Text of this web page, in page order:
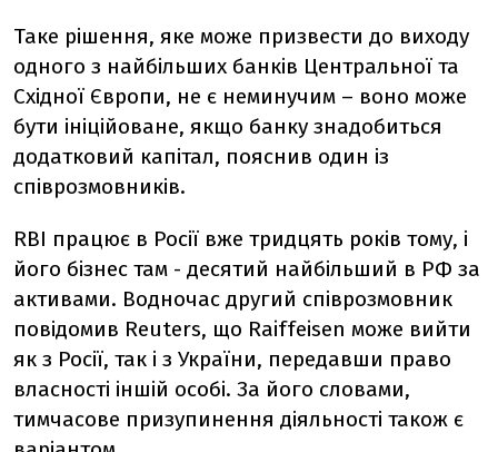
Таке рішення, яке може призвести до виходу
одного з найбільших банків Центральної та
Східної Європи, не є неминучим – воно може
бути ініційоване, якщо банку знадобиться
додатковий капітал, пояснив один із
співрозмовників.
RBI працює в Росії вже тридцять років тому, і
його бізнес там - десятий найбільший в РФ за
активами. Водночас другий співрозмовник
повідомив Reuters, що Raiffeisen може вийти
як з Росії, так і з України, передавши право
власності іншій особі. За його словами,
тимчасове призупинення діяльності також є